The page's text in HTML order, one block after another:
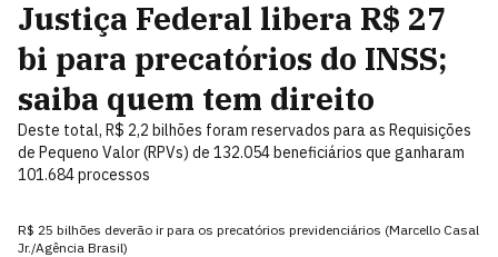
Justiça Federal libera R$ 27
bi para precatórios do INSS;
saiba quem tem direito
Deste total, R$ 2,2 bilhões foram reservados para as Requisições
de Pequeno Valor (RPVs) de 132.054 beneficiários que ganharam
101.684 processos
R$ 25 bilhões deverão ir para os precatórios previdenciários (Marcello Casal
Jr./Agência Brasil)